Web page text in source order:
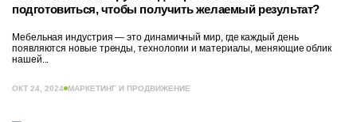
подготовиться, чтобы получить желаемый результат?
Мебельная индустрия — это динамичный мир, где каждый день
появляются новые тренды, технологии и материалы, меняющие облик
нашей...
ОКТ 24, 2024 МАРКЕТИНГ И ПРОДВИЖЕНИЕ